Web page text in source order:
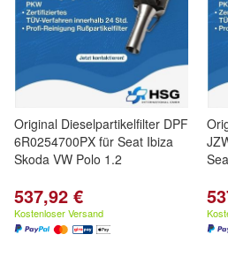
Original Dieselpartikelfilter DPF
6R0254700PX für Seat Ibiza
Skoda VW Polo 1.2
537,92 €
Kostenloser Versand